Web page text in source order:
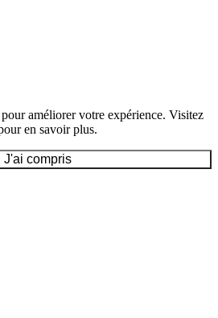
améliorer votre expérience. Visitez
en savoir plus.
J'ai compris